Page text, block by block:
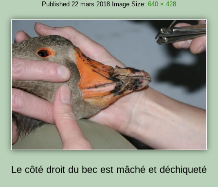
Published 22 mars 2018 Image Size: 640 × 428
Le côté droit du bec est mâché et déchiqueté